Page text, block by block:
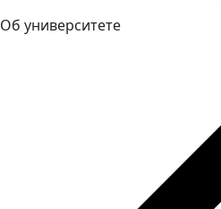
Об университете